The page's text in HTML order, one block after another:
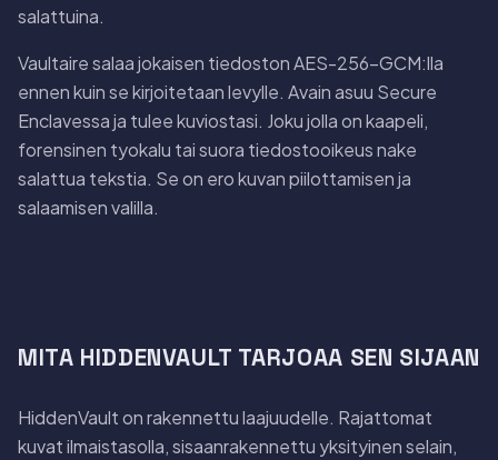
salattuina.
Vaultaire salaa jokaisen tiedoston AES-256-GCM:lla
ennen kuin se kirjoitetaan levylle. Avain asuu Secure
Enclavessa ja tulee kuviostasi. Joku jolla on kaapeli,
forensinen tyokalu tai suora tiedostooikeus nake
salattua tekstia. Se on ero kuvan piilottamisen ja
salaamisen valilla.
MITA HIDDENVAULT TARJOAA SEN SIJAAN
HiddenVault on rakennettu laajuudelle. Rajattomat
kuvat ilmaistasolla, sisaanrakennettu yksityinen selain,